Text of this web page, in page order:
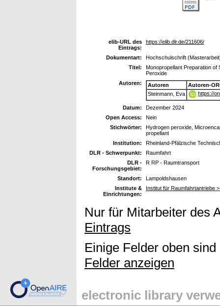
elib-URL des
Eintrags:
https://elib.dlr.de/211606/
Dokumentart:
Hochschulschrift
Titel:
Monopropellant Preparation
Peroxide
Autoren:
Autoren
Autoren-
Steinmann, Eva
https://
Datum:
Dezember 2024
Open Access:
Nein
Stichwörter:
Hydrogen peroxide,
propellant
Institution:
Rheinland-Pfälzische
DLR - Schwerpunkt:
Raumfahrt
DLR -
Forschungsgebiet:
R RP - Raumtransport
Standort:
Lampoldshausen
Institute &
Einrichtungen:
Institut für Raumfahrtantriebe
Nur für Mitarbeiter des
Eintrags
Einige Felder oben
Felder anzeigen
electronic library